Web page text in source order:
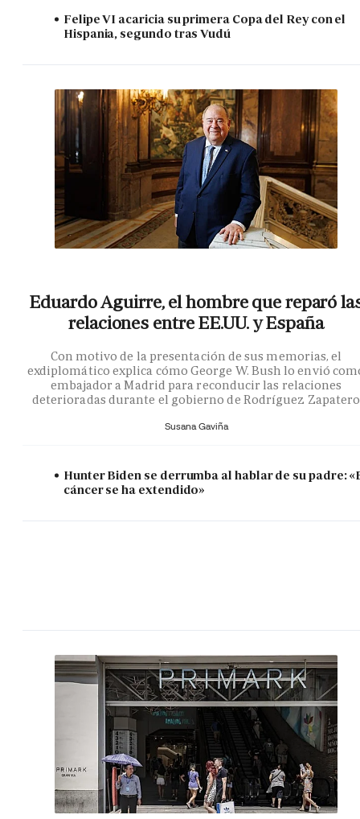
Felipe VI acaricia su primera Copa del Rey con el
Hispania, segundo tras Vudú
Eduardo Aguirre, el hombre que reparó
relaciones entre EE.UU. y España
Con motivo de la presentación de sus memorias, el
exdiplomático explica cómo George W. Bush lo envió
embajador a Madrid para reconducir las relaciones
deterioradas durante el gobierno de Rodríguez Zapatero
Susana Gaviña
Hunter Biden se derrumba al hablar de su padre:
cáncer se ha extendido»